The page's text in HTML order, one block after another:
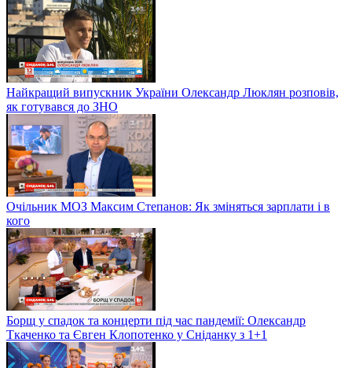
Найкращий випускник України Олександр Люклян розповів,
як готувався до ЗНО
Очільник МОЗ Максим Степанов: Як зміняться зарплати і в
кого
Борщ у спадок та концерти під час пандемії: Олександр
Ткаченко та Євген Клопотенко у Сніданку з 1+1